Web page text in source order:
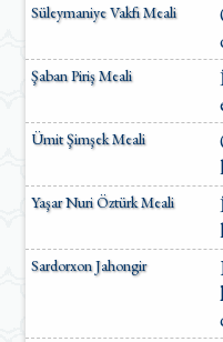
Süleymaniye Vakfı Meali
Şaban Piriş Meali
Ümit Şimşek Meali
Yaşar Nuri Öztürk Meali
Sardorxon Jahongir